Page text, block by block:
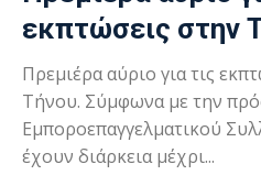
εκπτώσεις στην
Πρεμιέρα αύριο για τις
Τήνου. Σύμφωνα με την
Εμποροεπαγγελματικού
έχουν διάρκεια μέχρι...